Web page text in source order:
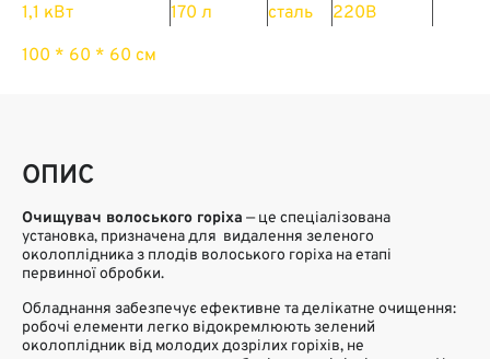
1,1 кВт 170 л сталь 220В
100 * 60 * 60 см
ОПИС
Очищувач волоського горіха — це спеціалізована
установка, призначена для видалення зеленого
околоплідника з плодів волоського горіха на етапі
первинної обробки.
Обладнання забезпечує ефективне та делікатне очищення:
робочі елементи легко відокремлюють зелений
околоплідник від молодих дозрілих горіхів, не